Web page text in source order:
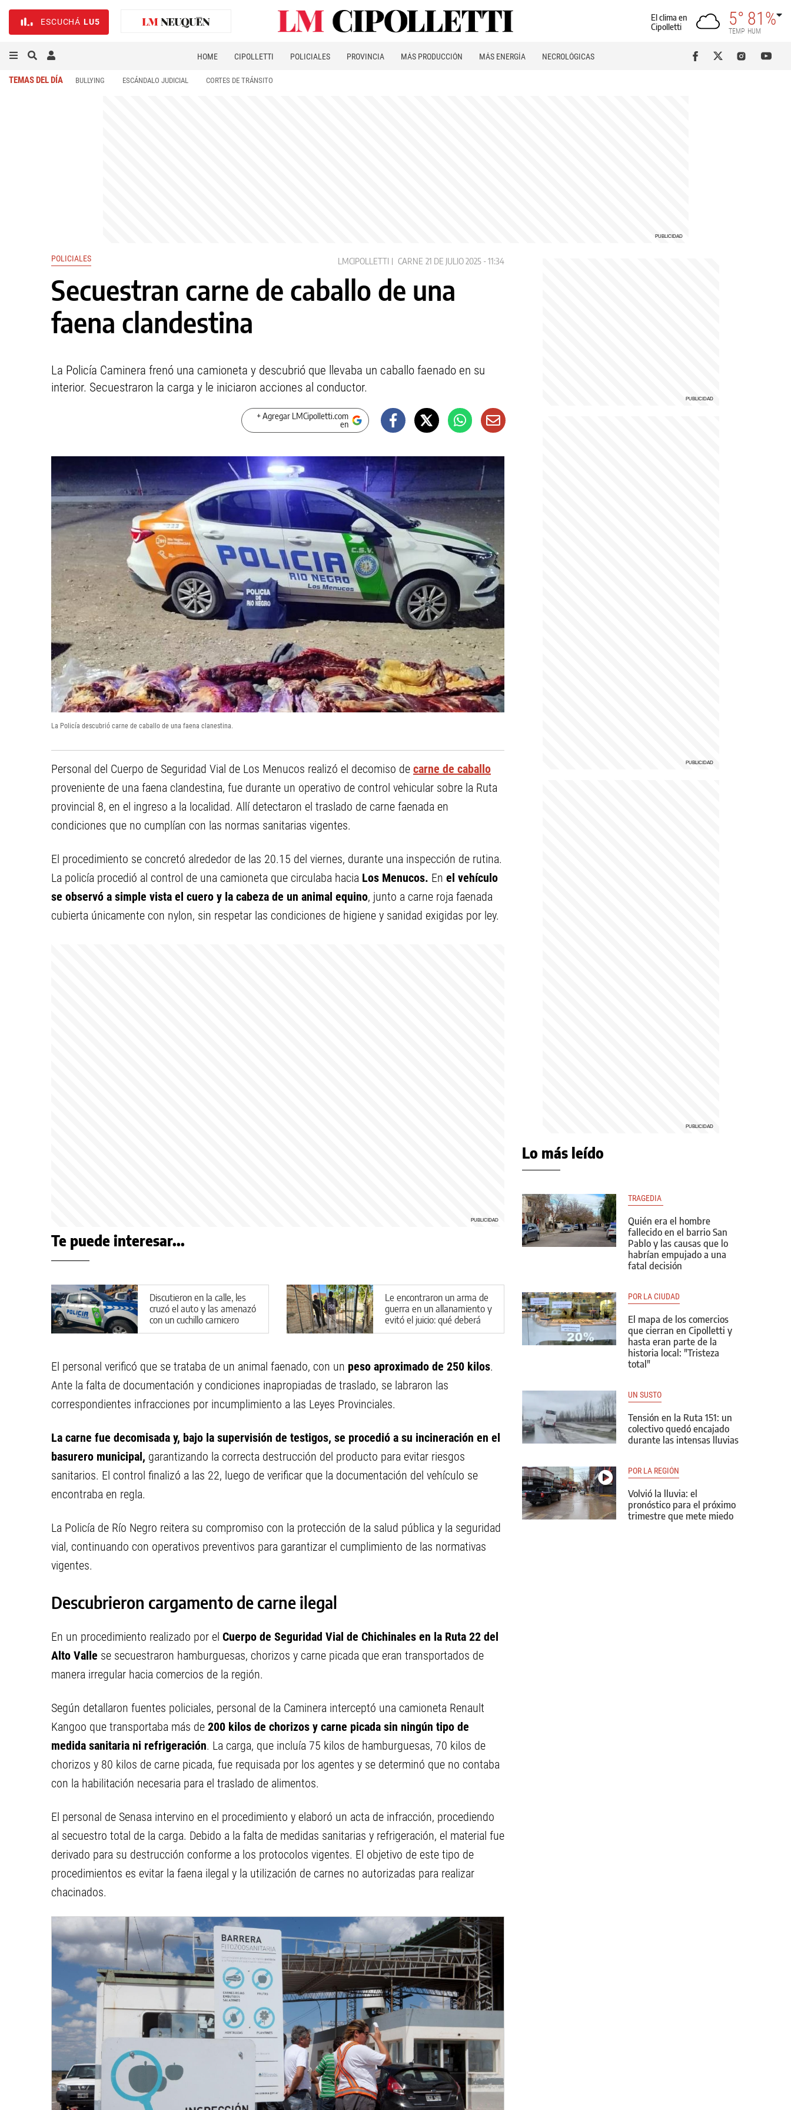
ESCUCHÁ LU5
El clima en
Cipolletti
5°
TEMP
81%
HUM
HOME CIPOLLETTI POLICIALES PROVINCIA MÁS PRODUCCIÓN MÁS ENERGÍA NECROLÓGICAS
TEMAS DEL DÍA BULLYING ESCÁNDALO JUDICIAL CORTES DE TRÁNSITO
POLICIALES LMCIPOLLETTI CARNE 21 DE JULIO 2025 - 11:34
Secuestran carne de caballo de una
faena clandestina
La Policía Caminera frenó una camioneta y descubrió que llevaba un caballo faenado en su
interior. Secuestraron la carga y le iniciaron acciones al conductor.
+ Agregar LMCipolletti.com
en
La Policía descubrió carne de caballo de una faena clanestina.
Personal del Cuerpo de Seguridad Vial de Los Menucos realizó el decomiso de carne de caballo
proveniente de una faena clandestina, fue durante un operativo de control vehicular sobre la Ruta
provincial 8, en el ingreso a la localidad. Allí detectaron el traslado de carne faenada en
condiciones que no cumplían con las normas sanitarias vigentes.
El procedimiento se concretó alrededor de las 20.15 del viernes, durante una inspección de rutina.
La policía procedió al control de una camioneta que circulaba hacia Los Menucos. En el vehículo
se observó a simple vista el cuero y la cabeza de un animal equino, junto a carne roja faenada
cubierta únicamente con nylon, sin respetar las condiciones de higiene y sanidad exigidas por ley.
Te puede interesar...
Discutieron en la calle, les
cruzó el auto y las amenazó
con un cuchillo carnicero
Le encontraron un arma de
guerra en un allanamiento y
evitó el juicio: qué deberá
hacer en Cipolletti
El personal verificó que se trataba de un animal faenado, con un peso aproximado de 250 kilos.
Ante la falta de documentación y condiciones inapropiadas de traslado, se labraron las
correspondientes infracciones por incumplimiento a las Leyes Provinciales.
La carne fue decomisada y, bajo la supervisión de testigos, se procedió a su incineración en el
basurero municipal, garantizando la correcta destrucción del producto para evitar riesgos
sanitarios. El control finalizó a las 22, luego de verificar que la documentación del vehículo se
encontraba en regla.
La Policía de Río Negro reitera su compromiso con la protección de la salud pública y la seguridad
vial, continuando con operativos preventivos para garantizar el cumplimiento de las normativas
vigentes.
Descubrieron cargamento de carne ilegal
En un procedimiento realizado por el Cuerpo de Seguridad Vial de Chichinales en la Ruta 22 del
Alto Valle se secuestraron hamburguesas, chorizos y carne picada que eran transportados de
manera irregular hacia comercios de la región.
Según detallaron fuentes policiales, personal de la Caminera interceptó una camioneta Renault
Kangoo que transportaba más de 200 kilos de chorizos y carne picada sin ningún tipo de
medida sanitaria ni refrigeración. La carga, que incluía 75 kilos de hamburguesas, 70 kilos de
chorizos y 80 kilos de carne picada, fue requisada por los agentes y se determinó que no contaba
con la habilitación necesaria para el traslado de alimentos.
El personal de Senasa intervino en el procedimiento y elaboró un acta de infracción, procediendo
al secuestro total de la carga. Debido a la falta de medidas sanitarias y refrigeración, el material fue
derivado para su destrucción conforme a los protocolos vigentes. El objetivo de este tipo de
procedimientos es evitar la faena ilegal y la utilización de carnes no autorizadas para realizar
chacinados.
Lo más leído
TRAGEDIA
Quién era el hombre
fallecido en el barrio San
Pablo y las causas que lo
habrían empujado a una
fatal decisión
POR LA CIUDAD
El mapa de los comercios
que cierran en Cipolletti y
hasta eran parte de la
historia local: "Tristeza
total"
UN SUSTO
Tensión en la Ruta 151: un
colectivo quedó encajado
durante las intensas lluvias
POR LA REGIÓN
Volvió la lluvia: el
pronóstico para el próximo
trimestre que mete miedo